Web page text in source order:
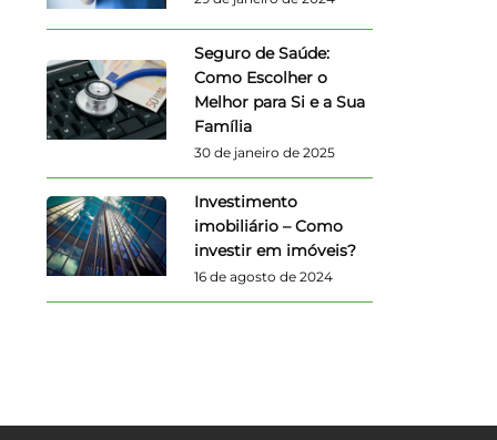
Seguro de Saúde:
Como Escolher o
Melhor para Si e a Sua
Família
30 de janeiro de 2025
Investimento
imobiliário – Como
investir em imóveis?
16 de agosto de 2024